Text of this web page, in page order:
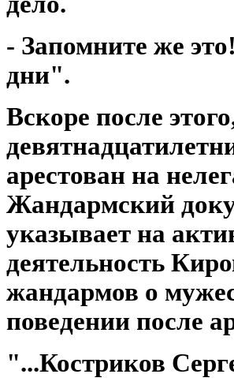
- Запомните же
дни".
Вскоре после
арестован на
Жандармский
указывает на
деятельность
жандармов о
поведении после
"...Костриков